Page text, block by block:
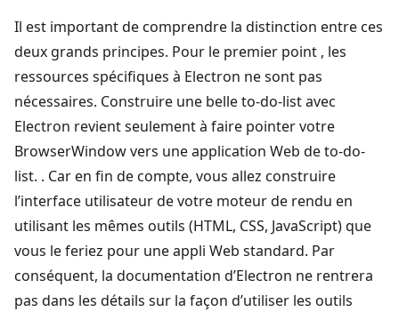
Il est important de comprendre la distinction entre ces
deux grands principes. Pour le premier point , les
ressources spécifiques à Electron ne sont pas
nécessaires. Construire une belle to-do-list avec
Electron revient seulement à faire pointer votre
BrowserWindow vers une application Web de to-do-
list. . Car en fin de compte, vous allez construire
l’interface utilisateur de votre moteur de rendu en
utilisant les mêmes outils (HTML, CSS, JavaScript) que
vous le feriez pour une appli Web standard. Par
conséquent, la documentation d’Electron ne rentrera
pas dans les détails sur la façon d’utiliser les outils